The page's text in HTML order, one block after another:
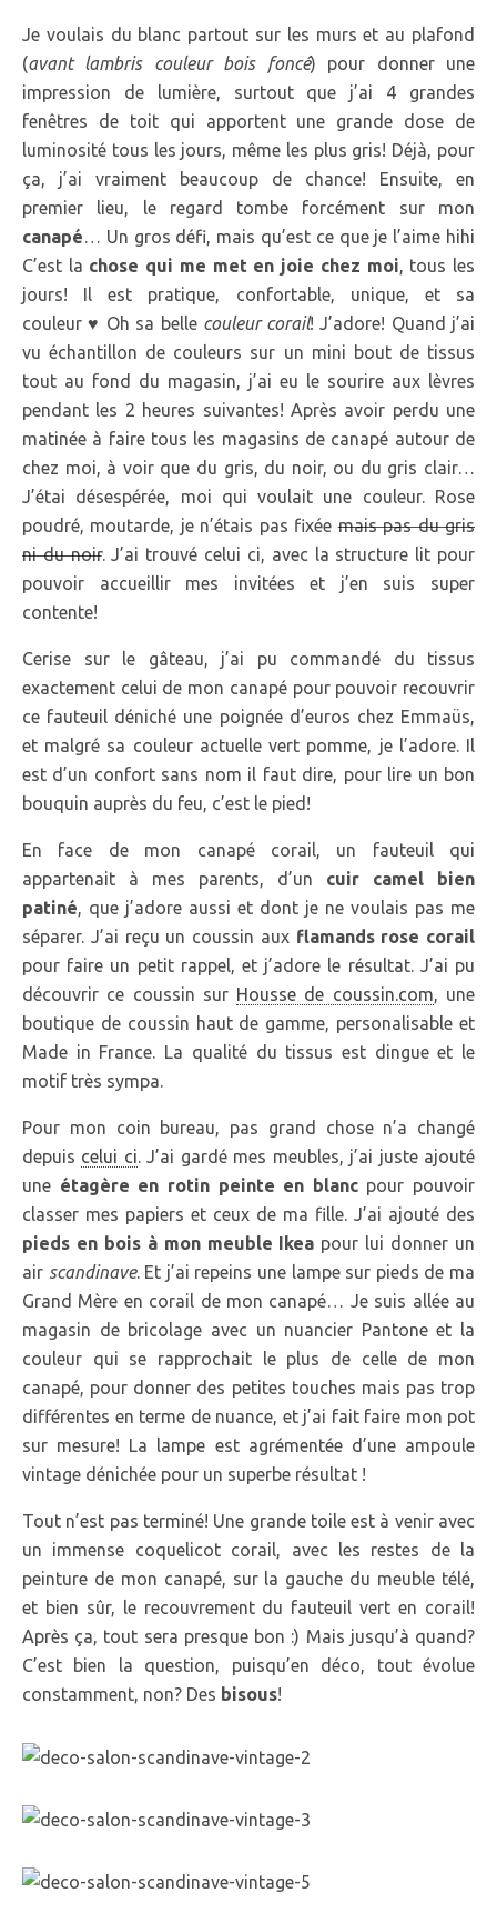
Je voulais du blanc partout sur les murs et au plafond
(avant lambris couleur bois foncé) pour donner une
impression de lumière, surtout que j’ai 4 grandes
fenêtres de toit qui apportent une grande dose de
luminosité tous les jours, même les plus gris! Déjà, pour
ça, j’ai vraiment beaucoup de chance! Ensuite, en
premier lieu, le regard tombe forcément sur mon
canapé… Un gros défi, mais qu’est ce que je l’aime hihi
C’est la chose qui me met en joie chez moi, tous les
jours! Il est pratique, confortable, unique, et sa
couleur ♥ Oh sa belle couleur corail! J’adore! Quand j’ai
vu échantillon de couleurs sur un mini bout de tissus
tout au fond du magasin, j’ai eu le sourire aux lèvres
pendant les 2 heures suivantes! Après avoir perdu une
matinée à faire tous les magasins de canapé autour de
chez moi, à voir que du gris, du noir, ou du gris clair…
J’étai désespérée, moi qui voulait une couleur. Rose
poudré, moutarde, je n’étais pas fixéemais pas du gris
ni du noir. J’ai trouvé celui ci, avec la structure lit pour
pouvoir accueillir mes invitées et j’en suis super
contente!
Cerise sur le gâteau, j’ai pu commandé du tissus
exactement celui de mon canapé pour pouvoir recouvrir
ce fauteuil déniché une poignée d’euros chez Emmaüs,
et malgré sa couleur actuelle vert pomme, je l’adore. Il
est d’un confort sans nom il faut dire, pour lire un bon
bouquin auprès du feu, c’est le pied!
En face de mon canapé corail, un fauteuil qui
appartenait à mes parents, d’un cuir camel bien
patiné, que j’adore aussi et dont je ne voulais pas me
séparer. J’ai reçu un coussin aux flamands rose corail
pour faire un petit rappel, et j’adore le résultat. J’ai pu
découvrir ce coussin sur Housse de coussin.com, une
boutique de coussin haut de gamme, personalisable et
Made in France. La qualité du tissus est dingue et le
motif très sympa.
Pour mon coin bureau, pas grand chose n’a changé
depuis celui ci. J’ai gardé mes meubles, j’ai juste ajouté
une étagère en rotin peinte en blancpour pouvoir
classer mes papiers et ceux de ma fille. J’ai ajouté des
pieds en bois à mon meuble Ikea pour lui donner un
air scandinave. Et j’ai repeins une lampe sur pieds de ma
Grand Mère en corail de mon canapé… Je suis allée au
magasin de bricolage avec un nuancier Pantone et la
couleur qui se rapprochait le plus de celle de mon
canapé, pour donner des petites touches mais pas trop
différentes en terme de nuance, et j’ai fait faire mon pot
sur mesure! La lampe est agrémentée d’une ampoule
vintage dénichée pour un superbe résultat !
Tout n’est pas terminé! Une grande toile est à venir avec
un immense coquelicot corail, avec les restes de la
peinture de mon canapé, sur la gauche du meuble télé,
et bien sûr, le recouvrement du fauteuil vert en corail!
Après ça, tout sera presque bon :) Mais jusqu’à quand?
C’est bien la question, puisqu’en déco, tout évolue
constamment, non? Des bisous!